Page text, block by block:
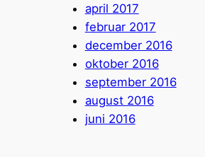
april 2017
februar 2017
december 2016
oktober 2016
september 2016
august 2016
juni 2016